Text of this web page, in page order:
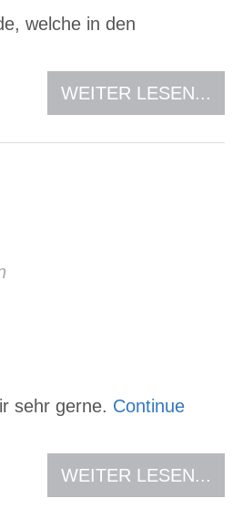
welche in den
WEITER LESEN...
sehr gerne. Continue
WEITER LESEN...